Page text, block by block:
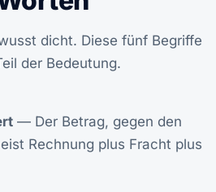
dicht. Diese fünf Begriffe
der Bedeutung.
— Der Betrag, gegen den
Rechnung plus Fracht plus